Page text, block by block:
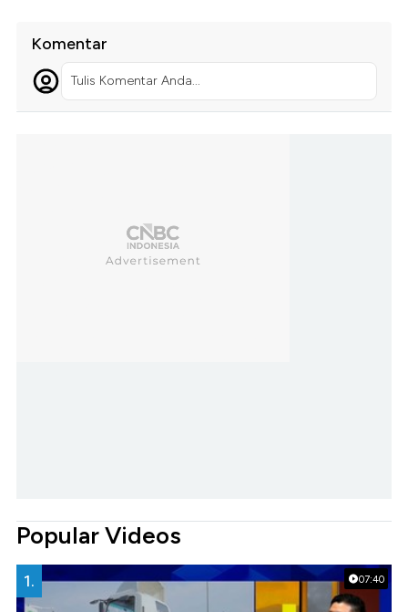
Komentar
Tulis Komentar Anda...
Popular Videos
07:40
1.